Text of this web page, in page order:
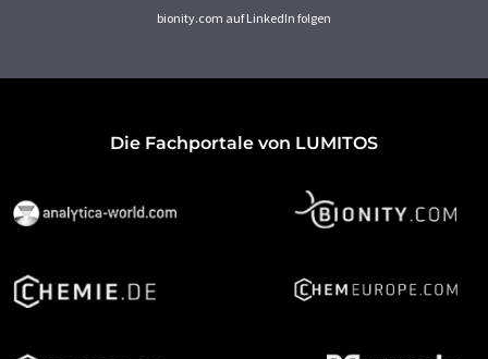
bionity.com auf LinkedIn folgen
Die Fachportale von LUMITOS